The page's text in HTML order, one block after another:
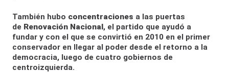
También hubo concentraciones a las puertas
de Renovación Nacional, el partido que ayudó a
fundar y con el que se convirtió en 2010 en el primer
conservador en llegar al poder desde el retorno a la
democracia, luego de cuatro gobiernos de
centroizquierda.